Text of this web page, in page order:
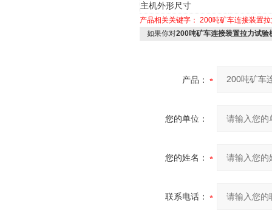
主机外形尺寸
产品相关关键字： 200吨矿车连接装置
如果你对200吨矿车连接装置拉力试验
产品：
您的单位：
您的姓名：
联系电话：